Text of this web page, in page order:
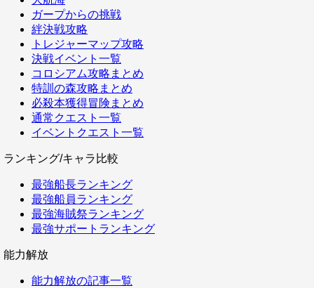
ガープからの挑戦
絆決戦攻略
トレジャーマップ攻略
決戦イベント一覧
コロシアム攻略まとめ
特訓の森攻略まとめ
必殺本獲得冒険まとめ
通常クエスト一覧
イベントクエスト一覧
ランキング/キャラ比較
最強船長ランキング
最強船員ランキング
最強海賊祭ランキング
最強サポートランキング
能力解放
能力解放の記事一覧